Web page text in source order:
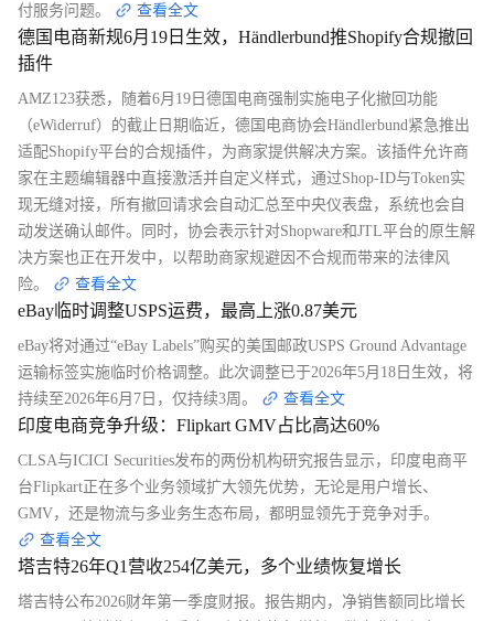
付服务问题。
查看全文
德国电商新规6月19日生效，Händlerbund推Shopify合规撤回
插件
AMZ123获悉，随着6月19日德国电商强制实施电子化撤回功能
（eWiderruf）的截止日期临近，德国电商协会Händlerbund紧急推出
适配Shopify平台的合规插件，为商家提供解决方案。该插件允许商
家在主题编辑器中直接激活并自定义样式，通过Shop-ID与Token实
现无缝对接，所有撤回请求会自动汇总至中央仪表盘，系统也会自
动发送确认邮件。同时，协会表示针对Shopware和JTL平台的原生解
决方案也正在开发中，以帮助商家规避因不合规而带来的法律风
险。
查看全文
eBay临时调整USPS运费，最高上涨0.87美元
eBay将对通过“eBay Labels”购买的美国邮政USPS Ground Advantage
运输标签实施临时价格调整。此次调整已于2026年5月18日生效，将
持续至2026年6月7日，仅持续3周。
查看全文
印度电商竞争升级：Flipkart GMV占比高达60%
CLSA与ICICI Securities发布的两份机构研究报告显示，印度电商平
台Flipkart正在多个业务领域扩大领先优势，无论是用户增长、
GMV，还是物流与多业务生态布局，都明显领先于竞争对手。
查看全文
塔吉特26年Q1营收254亿美元，多个业绩恢复增长
塔吉特公布2026财年第一季度财报。报告期内，净销售额同比增长